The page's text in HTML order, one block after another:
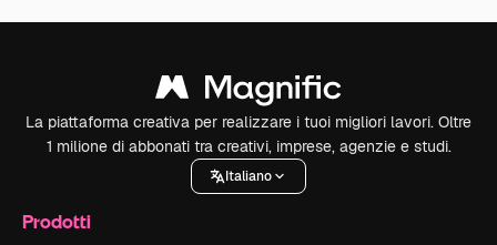
La piattaforma creativa per realizzare i tuoi migliori lavori. Oltre
1 milione di abbonati tra creativi, imprese, agenzie e studi.
Italiano
Prodotti